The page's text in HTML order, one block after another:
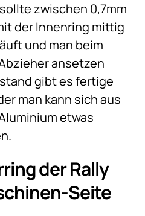
zwischen 0,7mm
der Innenring mittig
und man beim
ansetzen
gibt es fertige
man kann sich aus
etwas
der Rally
Seite